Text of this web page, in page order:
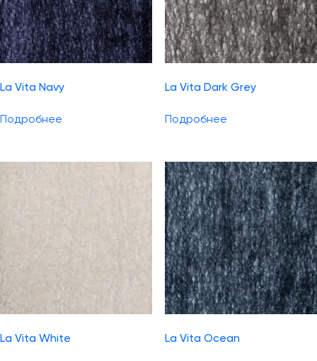
La Vita Navy
Подробнее
La Vita Dark Grey
Подробнее
La Vita White La Vita Ocean